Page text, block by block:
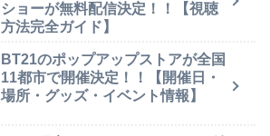
ショーが無料配信決定！！【視聴
方法完全ガイド】
BT21のポップアップストアが全国
11都市で開催決定！！【開催日・
場所・グッズ・イベント情報】